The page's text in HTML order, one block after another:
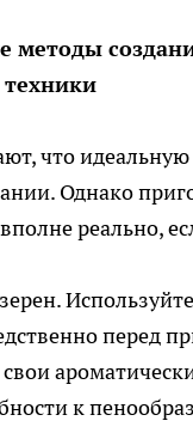
методы
техники
что
Однако
реально,
перед
к